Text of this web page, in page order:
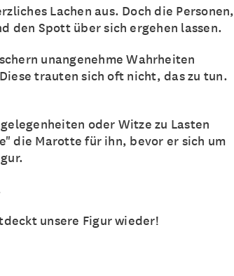
Lachen aus. Doch die Personen,
den Spott über sich ergehen lassen.
unangenehme Wahrheiten
trauten sich oft nicht, das zu tun.
oder Witze zu Lasten
die Marotte für ihn, bevor er sich um
unsere Figur wieder!